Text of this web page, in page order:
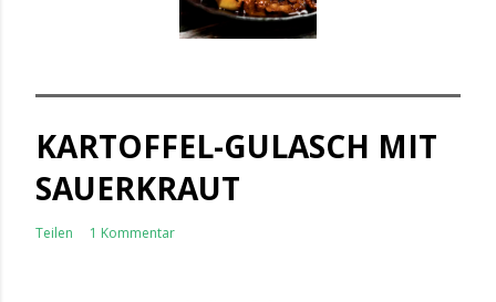
KARTOFFEL-GULASCH MIT
SAUERKRAUT
Teilen 1 Kommentar